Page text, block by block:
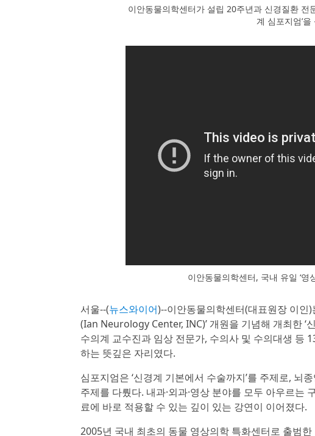
이안동물의학센터가 설립 20주년과 신경질환 전
계 심포지엄’
이안동물의학센터, 국내 유일 ‘영
서울--(뉴스와이어)--이안동물의학센터(대표원장 이인
(Ian Neurology Center, INC)’ 개원을 기념해 개최한 ‘
수의계 교수진과 임상 전문가, 수의사 및 수의대생 등
하는 뜻깊은 자리였다.
심포지엄은 ‘신경계 기본에서 수술까지’를 주제로, 뇌
주제를 다뤘다. 내과·외과·영상 분야를 모두 아우르는
료에 바로 적용할 수 있는 깊이 있는 강연이 이어졌다.
2005년 국내 최초의 동물 영상의학 특화센터로 출범